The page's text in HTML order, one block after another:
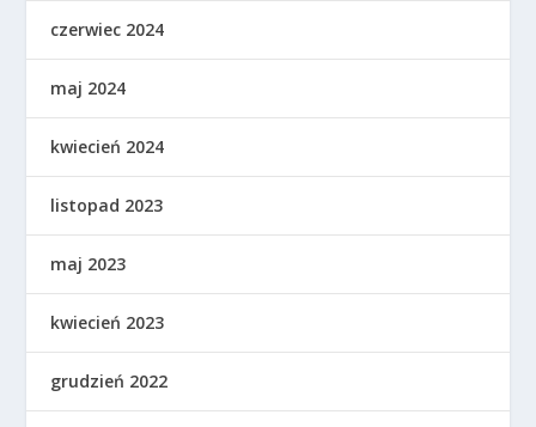
czerwiec 2024
maj 2024
kwiecień 2024
listopad 2023
maj 2023
kwiecień 2023
grudzień 2022